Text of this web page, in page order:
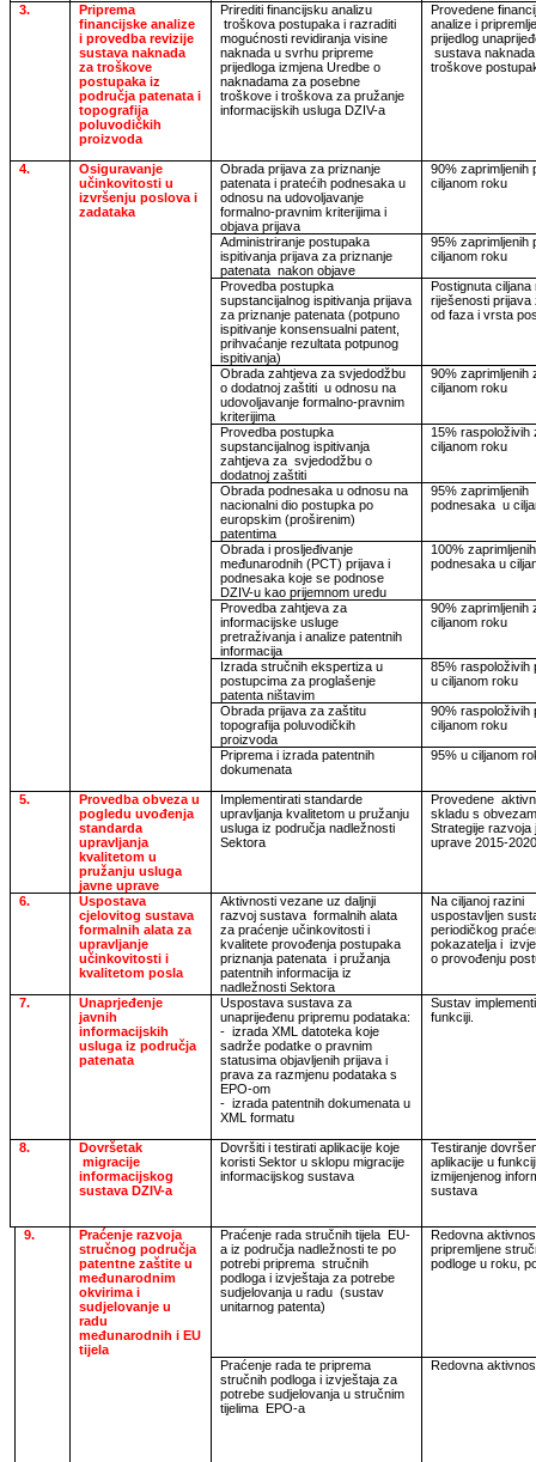
3.
Priprema
financijske analize
i provedba revizije
sustava naknada
za troškove
postupaka iz
područja patenata i
topografija
poluvodičkih
proizvoda
Prirediti financijsku analizu
troškova postupaka i razraditi
mogućnosti revidiranja visine
naknada u svrhu pripreme
prijedloga izmjena Uredbe o
naknadama za posebne
troškove i troškova za pružanje
informacijskih usluga DZIV-a
Provedene
analize i
prijedlog
sustava
troškove
4.
Osiguravanje
učinkovitosti u
izvršenju poslova i
zadataka
Obrada prijava za priznanje
patenata i pratećih podnesaka u
odnosu na udovoljavanje
formalno-pravnim kriterijima i
objava prijava
90% zaprimljenih
ciljanom roku
Administriranje postupaka
ispitivanja prijava za priznanje
patenata nakon objave
95% zaprimljenih
ciljanom roku
Provedba postupka
supstancijalnog ispitivanja prijava
za priznanje patenata (potpuno
ispitivanje konsensualni patent,
prihvaćanje rezultata potpunog
ispitivanja)
Postignuta ciljana
riješenosti
od faza i vrsta
Obrada zahtjeva za svjedodžbu
o dodatnoj zaštiti u odnosu na
udovoljavanje formalno-pravnim
kriterijima
90% zaprimljenih
ciljanom roku
Provedba postupka
supstancijalnog ispitivanja
zahtjeva za svjedodžbu o
dodatnoj zaštiti
15% raspoloživih
ciljanom roku
Obrada podnesaka u odnosu na
nacionalni dio postupka po
europskim (proširenim)
patentima
95% zaprimljenih
podnesaka u
Obrada i prosljeđivanje
međunarodnih (PCT) prijava i
podnesaka koje se podnose
DZIV-u kao prijemnom uredu
100%
podnesaka u
Provedba zahtjeva za
informacijske usluge
pretraživanja i analize patentnih
informacija
90% zaprimljenih
ciljanom roku
Izrada stručnih ekspertiza u
postupcima za proglašenje
patenta ništavim
85% raspoloživih
u ciljanom roku
Obrada prijava za zaštitu
topografija poluvodičkih
proizvoda
90% raspoloživih
ciljanom roku
Priprema i izrada patentnih
dokumenata
95% u ciljanom
5.
Provedba obveza u
pogledu uvođenja
standarda
upravljanja
kvalitetom u
pružanju usluga
javne uprave
Implementirati standarde
upravljanja kvalitetom u pružanju
usluga iz područja nadležnosti
Sektora
Provedene
skladu s
Strategije razvoja
uprave 2015-
6.
Uspostava
cjelovitog sustava
formalnih alata za
upravljanje
učinkovitosti i
kvalitetom posla
Aktivnosti vezane uz daljnji
razvoj sustava formalnih alata
za praćenje učinkovitosti i
kvalitete provođenja postupaka
priznanja patenata i pružanja
patentnih informacija iz
nadležnosti Sektora
Na ciljanoj razini
uspostavljen
periodičkog
pokazatelja i
o provođenju
7.
Unaprjeđenje
javnih
informacijskih
usluga iz područja
patenata
Uspostava sustava za
unaprijeđenu pripremu podataka:
- izrada XML datoteka koje
sadrže podatke o pravnim
statusima objavljenih prijava i
prava za razmjenu podataka s
EPO-om
- izrada patentnih dokumenata u
XML formatu
Sustav
funkciji.
8.
Dovršetak
migracije
informacijskog
sustava DZIV-a
Dovršiti i testirati aplikacije koje
koristi Sektor u sklopu migracije
informacijskog sustava
Testiranje
aplikacije u
izmijenjenog
sustava
9.
Praćenje razvoja
stručnog područja
patentne zaštite u
međunarodnim
okvirima i
sudjelovanje u
radu
međunarodnih i EU
tijela
Praćenje rada stručnih tijela EU-
a iz područja nadležnosti te po
potrebi priprema stručnih
podloga i izvještaja za potrebe
sudjelovanja u radu (sustav
unitarnog patenta)
Redovna
pripremljene
podloge u roku,
Praćenje rada te priprema
stručnih podloga i izvještaja za
potrebe sudjelovanja u stručnim
tijelima EPO-a
Redovna